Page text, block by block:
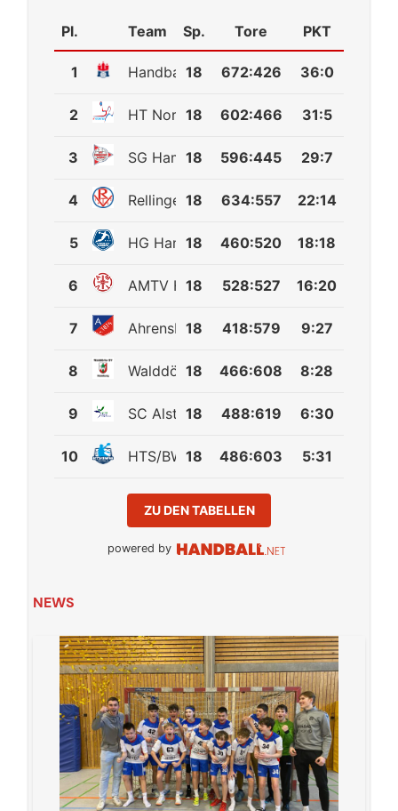
Pl. Team Sp. Tore PKT
1 Handball Sport Verein Hamburg
18 672:426 36:0
2 HT Norderstedt
18 602:466 31:5
3 SG Hamburg-Nord
18 596:445 29:7
4 Rellinger TV
18 634:557 22:14
5 HG Hamburg-Barmbek
18 460:520 18:18
6 AMTV Hamburg
18 528:527 16:20
7 Ahrensburger TSV
18 418:579 9:27
8 Walddörfer SV
18 466:608 8:28
9 SC Alstertal-Langenhorn
18 488:619 6:30
10 HTS/BW96 Handball
18 486:603 5:31
ZU DEN TABELLEN
powered by
NEWS